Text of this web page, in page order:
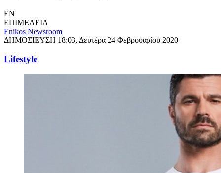
EN
ΕΠΙΜΕΛΕΙΑ
Enikos Newsroom
ΔΗΜΟΣΙΕΥΣΗ 18:03, Δευτέρα 24 Φεβρουαρίου 2020
Lifestyle